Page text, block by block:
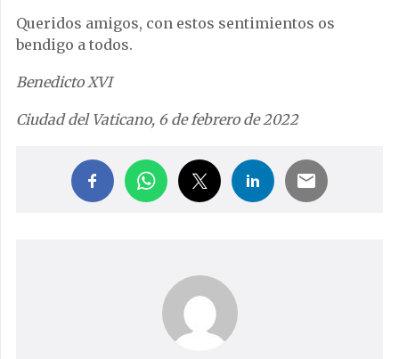
Queridos amigos, con estos sentimientos os
bendigo a todos.
Benedicto XVI
Ciudad del Vaticano, 6 de febrero de 2022